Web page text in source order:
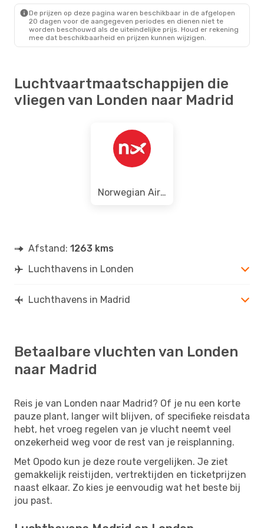
De prijzen op deze pagina waren beschikbaar in de afgelopen
20 dagen voor de aangegeven periodes en dienen niet te
worden beschouwd als de uiteindelijke prijs. Houd er rekening
mee dat beschikbaarheid en prijzen kunnen wijzigen.
Luchtvaartmaatschappijen die
vliegen van Londen naar Madrid
Norwegian Air Sweden
Afstand: 1263 kms
Luchthavens in Londen
Luchthavens in Madrid
Betaalbare vluchten van Londen
naar Madrid
Reis je van Londen naar Madrid? Of je nu een korte
pauze plant, langer wilt blijven, of specifieke reisdata
hebt, het vroeg regelen van je vlucht neemt veel
onzekerheid weg voor de rest van je reisplanning.
Met Opodo kun je deze route vergelijken. Je ziet
gemakkelijk reistijden, vertrektijden en ticketprijzen
naast elkaar. Zo kies je eenvoudig wat het beste bij
jou past.